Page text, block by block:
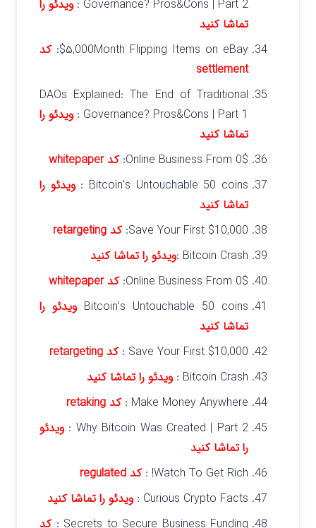
Governance? Pros&Cons | Part 2 : ویدئو را
تماشا کنید
$۵,000Month Flipping Items on eBay: کد
settlement
DAOs Explained: The End of Traditional
Governance? Pros&Cons | Part 1 : ویدئو را
تماشا کنید
Online Business From 0$: کد whitepaper
Bitcoin’s Untouchable 50 coins :
ویدئو را
تماشا کنید
Save Your First $10,000: کد retargeting
Bitcoin Crash : ویدئو را تماشا کنید
Online Business From 0$: کد whitepaper
Bitcoin’s Untouchable 50 coins ویدئو را
تماشا کنید
Save Your First $10,000 : کد retargeting
Bitcoin Crash : ویدئو را تماشا کنید
Make Money Anywhere : کد retaking
Why Bitcoin Was Created | Part 2 :
ویدئو
را تماشا کنید
Watch To Get Rich! :
کد regulated
Curious Crypto Facts : ویدئو را تماشا کنید
Secrets to Secure Business Funding :
کد